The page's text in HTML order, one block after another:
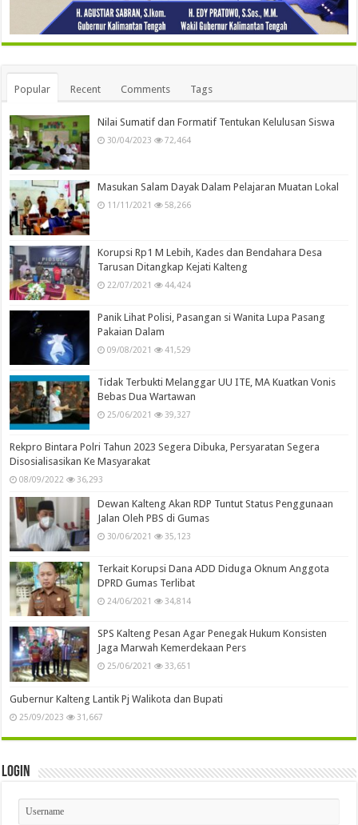
Popular Recent Comments Tags
Nilai Sumatif dan Formatif Tentukan Kelulusan Siswa
30/04/2023 72,464
Masukan Salam Dayak Dalam Pelajaran Muatan Lokal
11/11/2021 58,266
Korupsi Rp1 M Lebih, Kades dan Bendahara Desa
Tarusan Ditangkap Kejati Kalteng
22/07/2021 44,424
Panik Lihat Polisi, Pasangan si Wanita Lupa Pasang
Pakaian Dalam
09/08/2021 41,529
Tidak Terbukti Melanggar UU ITE, MA Kuatkan Vonis
Bebas Dua Wartawan
25/06/2021 39,327
Rekpro Bintara Polri Tahun 2023 Segera Dibuka, Persyaratan Segera
Disosialisasikan Ke Masyarakat
08/09/2022 36,293
Dewan Kalteng Akan RDP Tuntut Status Penggunaan
Jalan Oleh PBS di Gumas
30/06/2021 35,123
Terkait Korupsi Dana ADD Diduga Oknum Anggota
DPRD Gumas Terlibat
24/06/2021 34,814
SPS Kalteng Pesan Agar Penegak Hukum Konsisten
Jaga Marwah Kemerdekaan Pers
25/06/2021 33,651
Gubernur Kalteng Lantik Pj Walikota dan Bupati
25/09/2023 31,667
Login